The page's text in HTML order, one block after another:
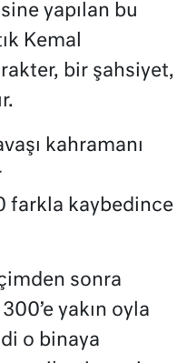
yapılan bu
Kemal
bir şahsiyet,
kahramanı
farkla kaybedince
sonra
yakın oyla
o binaya